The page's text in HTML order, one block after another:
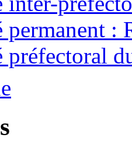
permanent :
préfectoral